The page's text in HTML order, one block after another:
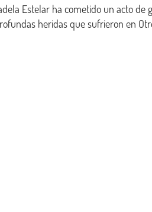
Estelar ha cometido un acto
heridas que sufrieron en